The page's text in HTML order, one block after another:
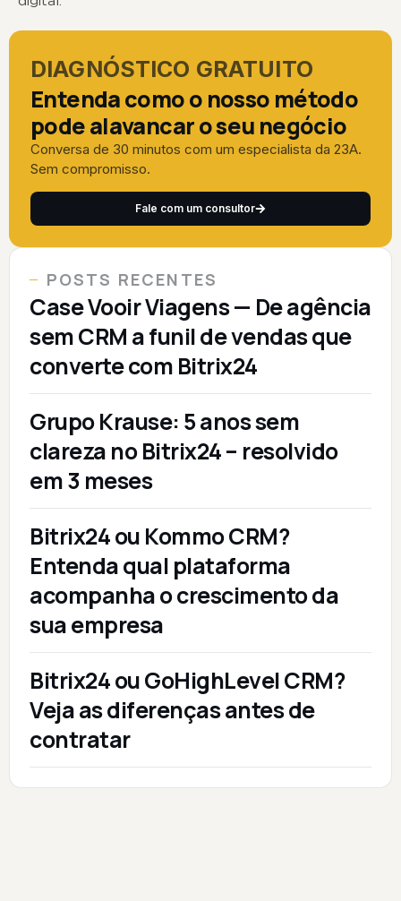
DIAGNÓSTICO GRATUITO
Entenda como o nosso método
pode alavancar o seu negócio
Conversa de 30 minutos com um especialista da 23A.
Sem compromisso.
Fale com um consultor
POSTS RECENTES
Case Vooir Viagens — De agência
sem CRM a funil de vendas que
converte com Bitrix24
Grupo Krause: 5 anos sem
clareza no Bitrix24 – resolvido
em 3 meses
Bitrix24 ou Kommo CRM?
Entenda qual plataforma
acompanha o crescimento da
sua empresa
Bitrix24 ou GoHighLevel CRM?
Veja as diferenças antes de
contratar